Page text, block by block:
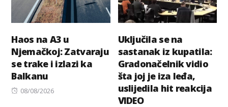
Haos na A3 u
Njemačkoj: Zatvaraju
se trake i izlazi ka
Balkanu
Posted
08/08/2026
Uključila se na
sastanak iz kupatila:
Gradonačelnik vidio
šta joj je iza leđa,
uslijedila hit reakcija
VIDEO